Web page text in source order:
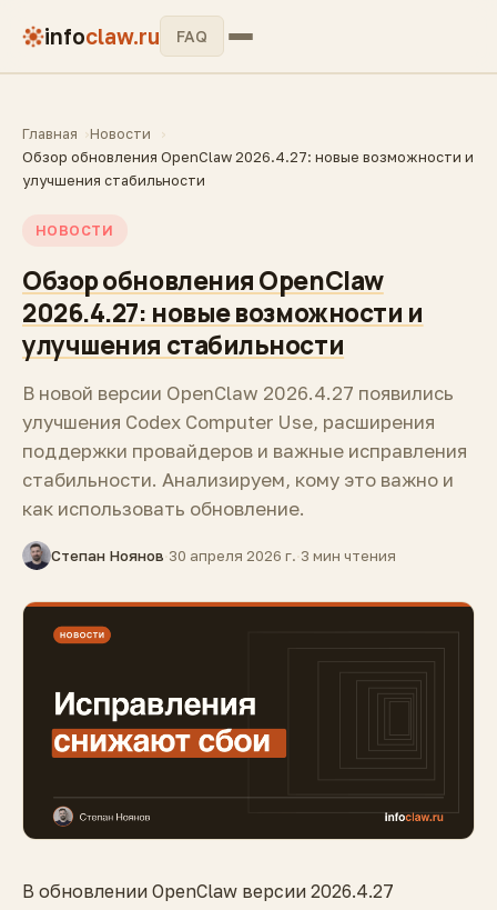
infoclaw.ru FAQ
Главная
Новости
Обзор обновления OpenClaw 2026.4.27: новые возможности и
улучшения стабильности
НОВОСТИ
Обзор обновления OpenClaw
2026.4.27: новые возможности и
улучшения стабильности
В новой версии OpenClaw 2026.4.27 появились
улучшения Codex Computer Use, расширения
поддержки провайдеров и важные исправления
стабильности. Анализируем, кому это важно и
как использовать обновление.
Степан Ноянов·30 апреля 2026 г.·3 мин чтения
В обновлении OpenClaw версии 2026.4.27